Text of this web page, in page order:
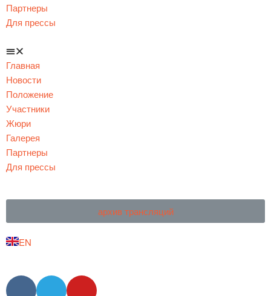
Партнеры
Для прессы
Главная
Новости
Положение
Участники
Жюри
Галерея
Партнеры
Для прессы
архив трансляций
EN